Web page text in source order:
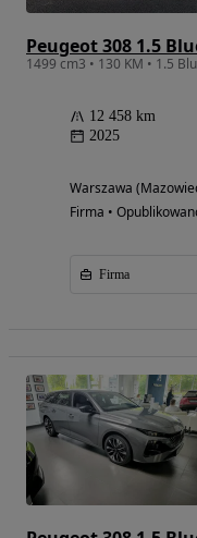
Peugeot 308 1.5
12 458 km
2025
Warszawa
Firma •
Firma